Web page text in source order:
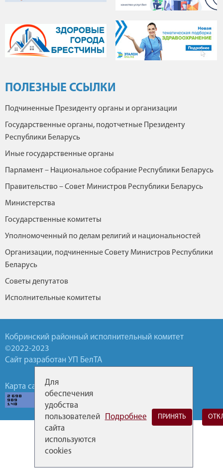
ПОЛЕЗНЫЕ ССЫЛКИ
Подчиненные Президенту органы и организации
Государственные органы, подотчетные Президенту
Республики Беларусь
Иные государственные органы
Парламент – Национальное собрание Республики Беларусь
Правительство – Совет Министров Республики Беларусь
Министерства
Государственные комитеты
Уполномоченный по делам религий и национальностей
Организации, подчиненные Совету Министров Республики
Беларусь
Советы депутатов
Исполнительные комитеты
Кобринский районный исполнительный комитет
©2022-2023
Сайт разработан УП БелТА
Карта сайта Обратная связь
Для
обеспечения
удобства
пользователей
сайта
используются
cookies
Подробнее ПРИНЯТЬ